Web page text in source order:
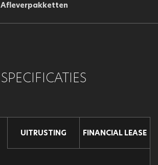
Afleverpakketten
SPECIFICATIES
UITRUSTING FINANCIAL LEASE